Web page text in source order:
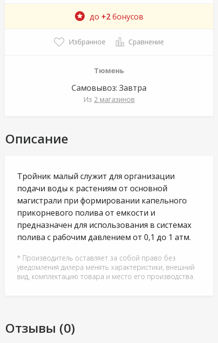
до +2бонусов
Избранное Сравнение
Тюмень
Самовывоз: Завтра
Из 2 магазинов
Описание
Тройник малый служит для организации
подачи воды к растениям от основной
магистрали при формировании капельного
прикорневого полива от емкости и
предназначен для использования в системах
полива с рабочим давлением от 0,1 до 1 атм.
* Производитель оставляет за собой право без
уведомления дилера менять характеристики, внешний
вид, комплектацию товара и место его производства.
Отзывы (0)